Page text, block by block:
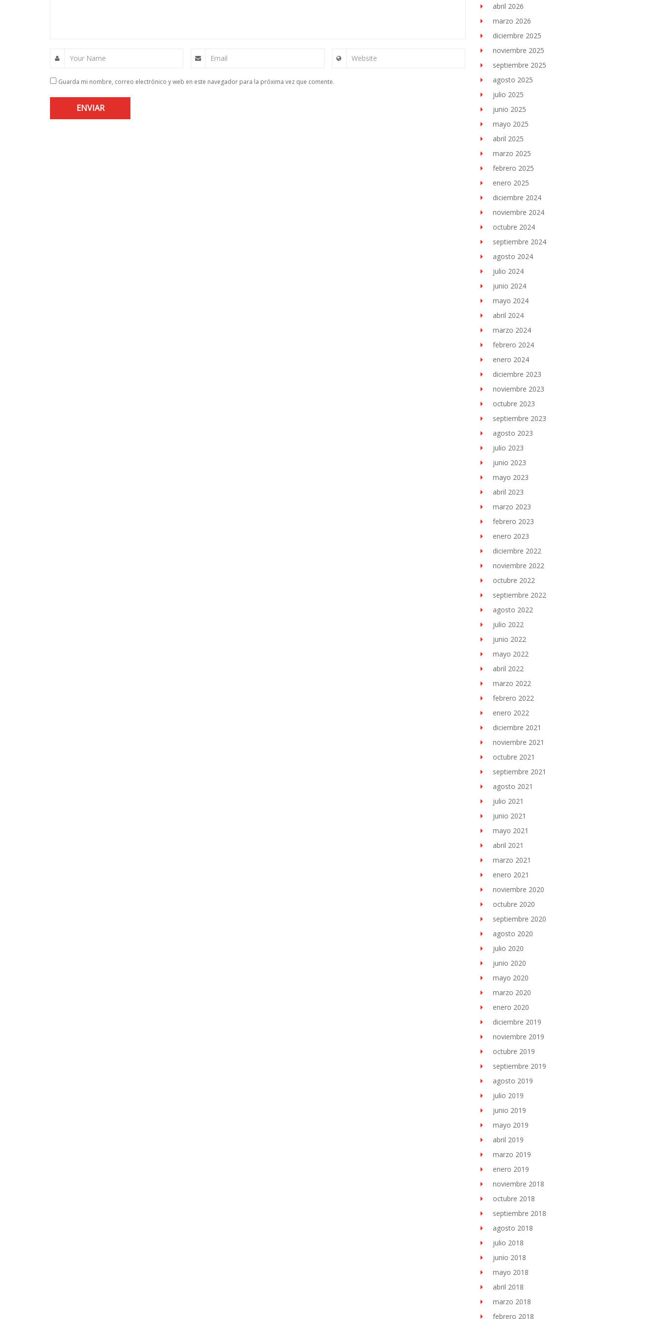
Your Name Email Website
Guarda mi nombre, correo electrónico y web en este navegador para la próxima vez que comente.
abril 2026
marzo 2026
diciembre 2025
noviembre 2025
septiembre 2025
agosto 2025
julio 2025
junio 2025
mayo 2025
abril 2025
marzo 2025
febrero 2025
enero 2025
diciembre 2024
noviembre 2024
octubre 2024
septiembre 2024
agosto 2024
julio 2024
junio 2024
mayo 2024
abril 2024
marzo 2024
febrero 2024
enero 2024
diciembre 2023
noviembre 2023
octubre 2023
septiembre 2023
agosto 2023
julio 2023
junio 2023
mayo 2023
abril 2023
marzo 2023
febrero 2023
enero 2023
diciembre 2022
noviembre 2022
octubre 2022
septiembre 2022
agosto 2022
julio 2022
junio 2022
mayo 2022
abril 2022
marzo 2022
febrero 2022
enero 2022
diciembre 2021
noviembre 2021
octubre 2021
septiembre 2021
agosto 2021
julio 2021
junio 2021
mayo 2021
abril 2021
marzo 2021
enero 2021
noviembre 2020
octubre 2020
septiembre 2020
agosto 2020
julio 2020
junio 2020
mayo 2020
marzo 2020
enero 2020
diciembre 2019
noviembre 2019
octubre 2019
septiembre 2019
agosto 2019
julio 2019
junio 2019
mayo 2019
abril 2019
marzo 2019
enero 2019
noviembre 2018
octubre 2018
septiembre 2018
agosto 2018
julio 2018
junio 2018
mayo 2018
abril 2018
marzo 2018
febrero 2018